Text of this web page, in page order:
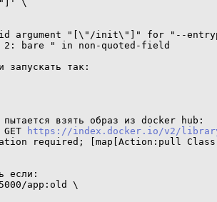
argument "[\"/init\"]" for "--
bare " in non-quoted-field
запускать так:
взять образ из docker hub:
https://index.docker.io/v2/
required; [map[Action:pull
если:
app:old \